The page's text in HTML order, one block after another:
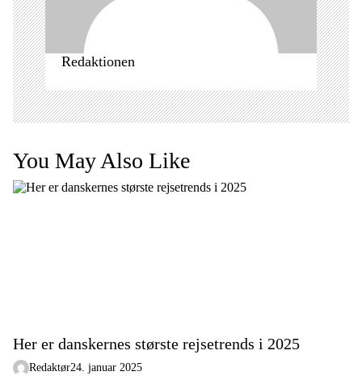
Redaktionen
You May Also Like
Her er danskernes største rejsetrends i 2025
Redaktør24. januar 2025